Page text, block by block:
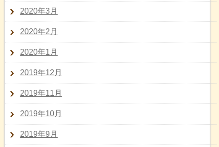
2020年3月
2020年2月
2020年1月
2019年12月
2019年11月
2019年10月
2019年9月